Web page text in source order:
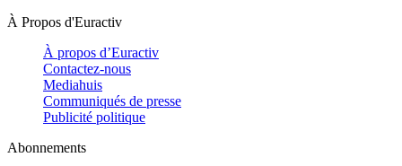
À Propos d'Euractiv
À propos d’Euractiv
Contactez-nous
Mediahuis
Communiqués de presse
Publicité politique
Abonnements